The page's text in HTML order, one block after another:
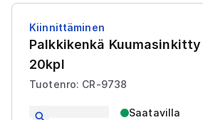
Kiinnittäminen
Palkkikenkä Kuumasinkitty
20kpl
Tuotenro: CR-9738
Saatavilla